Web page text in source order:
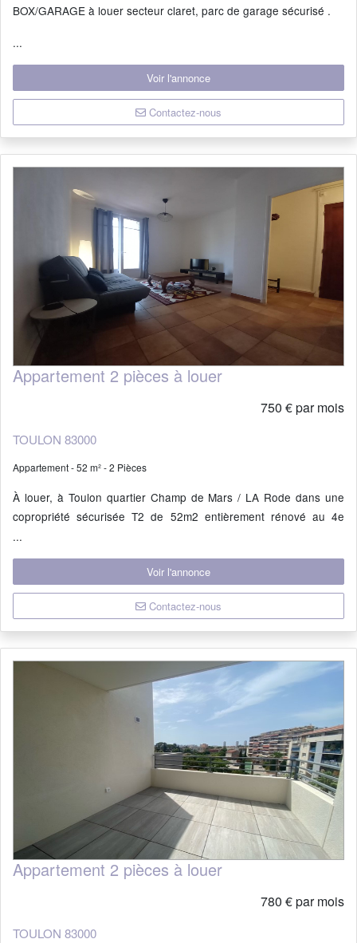
BOX/GARAGE à louer secteur claret, parc de garage sécurisé .
...
Voir l'annonce
Contactez-nous
Appartement 2 pièces à louer
750 € par mois
TOULON 83000
Appartement - 52 m² - 2 Pièces
À louer, à Toulon quartier Champ de Mars / LA Rode dans une
copropriété sécurisée T2 de 52m2 entièrement rénové au 4e
étage avec ascenseur comprenant une entrée, un hall avec
rangement , une cuisine salle à manger fermée , un salon
lumineux , 1 chambre , une salle de bain avec WC séparé .
proche toutes commodités
...
Voir l'annonce
Contactez-nous
Appartement 2 pièces à louer
780 € par mois
TOULON 83000